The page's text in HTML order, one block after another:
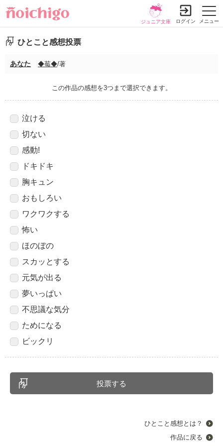
メニュー
ジュニア文庫 ログイン
ひとこと感想投票
あなた ◆莓◆/著
この作品の感想を3つまで選択できます。
泣ける
切ない
感動!
ドキドキ
胸キュン
おもしろい
ワクワクする
怖い
ほのぼの
スカッとする
元気が出る
夢いっぱい
不思議な気分
ためになる
ビックリ
ひとこと感想とは？
作品に戻る